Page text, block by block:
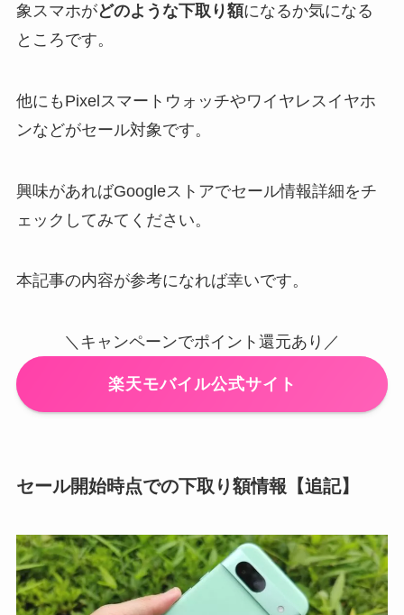
象スマホがどのような下取り額になるか気になる
ところです。
他にもPixelスマートウォッチやワイヤレスイヤホ
ンなどがセール対象です。
興味があればGoogleストアでセール情報詳細をチ
ェックしてみてください。
本記事の内容が参考になれば幸いです。
＼キャンペーンでポイント還元あり／
楽天モバイル公式サイト
セール開始時点での下取り額情報【追記】